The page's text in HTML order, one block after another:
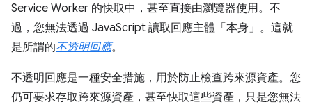
Service Worker 的快取中，甚至直接由瀏覽器使用。不
過，您無法透過 JavaScript 讀取回應主體「本身」 。這就
是所謂的不透明回應。
不透明回應是一種安全措施，用於防止檢查跨來源資產。您
仍可要求存取跨來源資產，甚至快取這些資產，只是您無法